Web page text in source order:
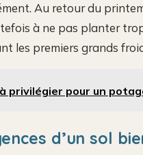
Au retour du
à ne pas planter
les premiers grands
privilégier pour un
d’un sol